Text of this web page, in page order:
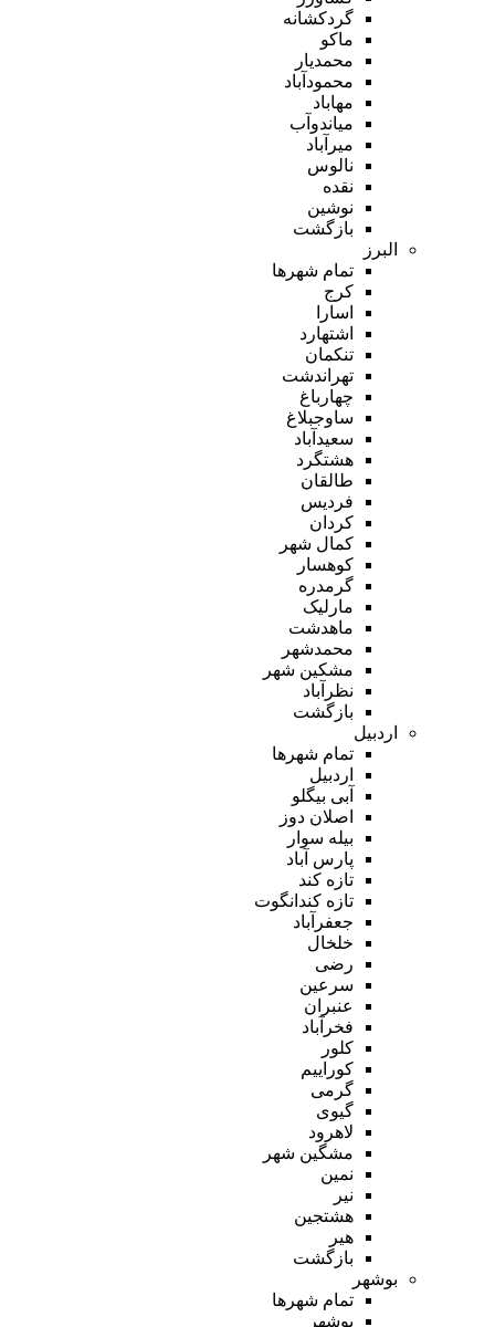
گردکشانه
ماکو
محمدیار
محمودآباد
مهاباد
میاندوآب
میرآباد
نالوس
نقده
نوشین
بازگشت
البرز
تمام شهر‌ها
کرج
اسارا
اشتهارد
تنکمان
تهراندشت
چهارباغ
ساوجبلاغ
سعیدآباد
هشتگرد
طالقان
فردیس
کردان
کمال شهر
کوهسار
گرمدره
مارلیک
ماهدشت
محمدشهر
مشکین شهر
نظرآباد
بازگشت
اردبیل
تمام شهر‌ها
اردبیل
آبی بیگلو
اصلان دوز
بیله سوار
پارس آباد
تازه کند
تازه کندانگوت
جعفرآباد
خلخال
رضی
سرعین
عنبران
فخرآباد
کلور
کوراییم
گرمی
گیوی
لاهرود
مشگین شهر
نمین
نیر
هشتجین
هیر
بازگشت
بوشهر
تمام شهر‌ها
بوشهر